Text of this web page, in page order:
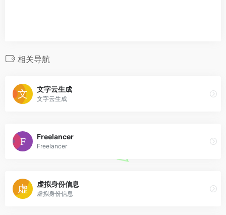
相关导航
文字云生成
文字云生成
Freelancer
Freelancer
虚拟身份信息
虚拟身份信息